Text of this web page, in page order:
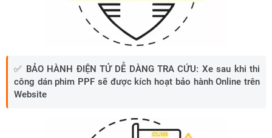
✅ BẢO HÀNH ĐIỆN TỬ DỄ DÀNG TRA CỨU: Xe sau khi thi
công dán phim PPF sẽ được kích hoạt bảo hành Online trên
Website